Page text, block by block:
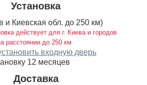
Установка
и Киевская обл. до 250 км)
действует для г. Киева и городов
расстоянии до 250 км
входную дверь
12 месяцев
Доставка